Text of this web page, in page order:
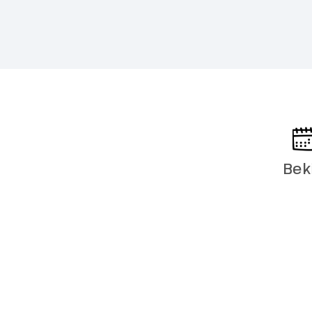
1e
Circa 15 km
Je
door een
sfeervolle